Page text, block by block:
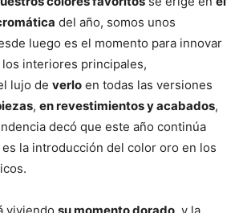
del año, somos unos
luego es el momento para innovar
interiores principales,
lujo de verlo en todas las versiones
, en revestimientos y acabados,
decó que este año continúa
la introducción del color oro en los